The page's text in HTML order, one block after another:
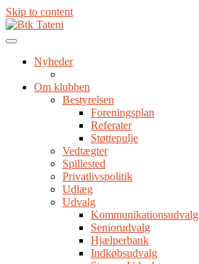
Skip to content
Nyheder
Om klubben
Bestyrelsen
Foreningsplan
Referater
Støttepulje
Vedtægter
Spillested
Privatlivspolitik
Udlæg
Udvalg
Kommunikationsudvalg
Seniorudvalg
Hjælperbank
Indkøbsudvalg